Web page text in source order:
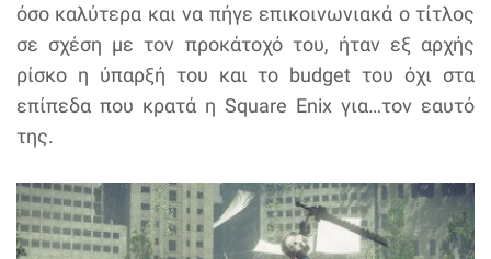
όσο καλύτερα και να πήγε επικοινωνιακά ο τίτλος
σε σχέση με τον προκάτοχό του, ήταν εξ αρχής
ρίσκο η ύπαρξή του και το budget του όχι στα
επίπεδα που κρατά η Square Enix για…τον εαυτό
της.